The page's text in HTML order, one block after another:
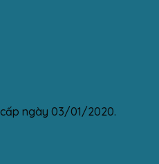
cấp ngày 03/01/2020.